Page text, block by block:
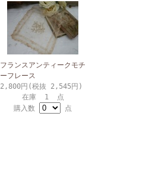
フランスアンティークモチ
ーフレース
2,800円(税抜 2,545円)
在庫 1 点
購入数
点